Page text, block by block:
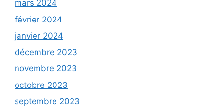
mars 2024
février 2024
janvier 2024
décembre 2023
novembre 2023
octobre 2023
septembre 2023